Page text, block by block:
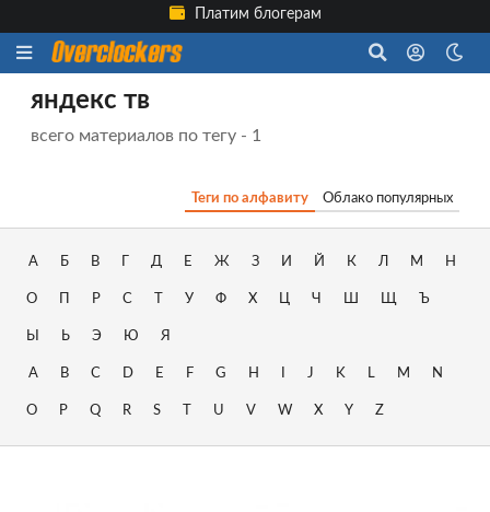
Платим блогерам
яндекс тв
всего материалов по тегу - 1
Теги по алфавиту Облако популярных
А Б В Д Е Ж З И Й К Л М Н
О Р С У Ф Х Ц Ч Ш Щ Ъ
Ы Ь Э Ю Я
A B C D E F G H J K L M N
O P Q R S U V W X Y Z